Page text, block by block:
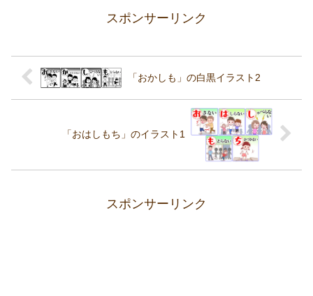
スポンサーリンク
「おかしも」の白黒イラスト2
「おはしもち」のイラスト1
スポンサーリンク